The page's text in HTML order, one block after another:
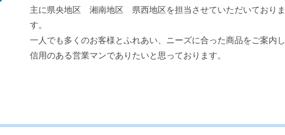
主に県央地区 湘南地区 県西地区を担当させていただいておりま
す。
一人でも多くのお客様とふれあい、ニーズに合った商品をご案内し
信用のある営業マンでありたいと思っております。